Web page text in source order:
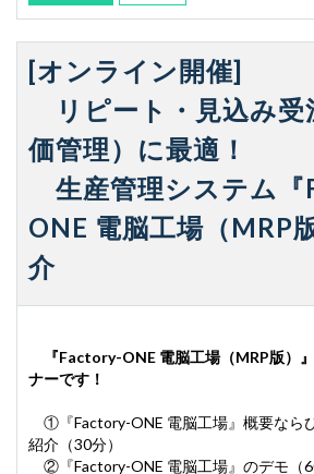
[オンライン開催]
リピート・見込み受
価管理）に最適！
生産管理システム
ONE 電脳工場（MRP
介
『Factory-ONE 電脳工場（MRP版）
ナーです！
①『Factory-ONE 電脳工場』概要なら
紹介（30分）
②『Factory-ONE 電脳工場』のデモ（